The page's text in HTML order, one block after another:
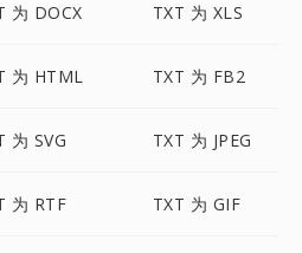
为 DOCX TXT 为 XLS
为 HTML TXT 为 FB2
为 SVG TXT 为 JPEG
为 RTF TXT 为 GIF